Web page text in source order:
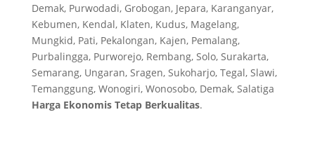
Demak, Purwodadi, Grobogan, Jepara, Karanganyar,
Kebumen, Kendal, Klaten, Kudus, Magelang,
Mungkid, Pati, Pekalongan, Kajen, Pemalang,
Purbalingga, Purworejo, Rembang, Solo, Surakarta,
Semarang, Ungaran, Sragen, Sukoharjo, Tegal, Slawi,
Temanggung, Wonogiri, Wonosobo, Demak, Salatiga
Harga Ekonomis Tetap Berkualitas.